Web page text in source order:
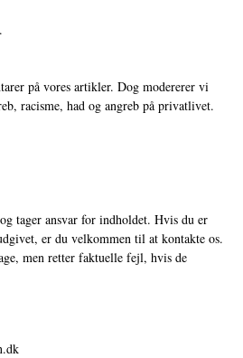
på vores artikler. Dog modererer vi
racisme, had og angreb på privatlivet.
tager ansvar for indholdet. Hvis du er
er du velkommen til at kontakte os.
men retter faktuelle fejl, hvis de